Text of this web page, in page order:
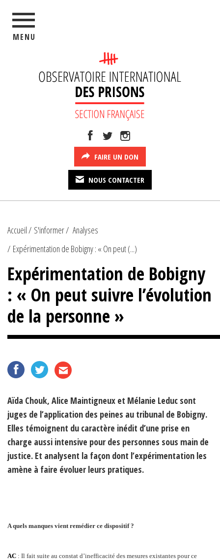
MENU
FAIRE UN DON
NOUS CONTACTER
Accueil S'informer
Analyses
Expérimentation de Bobigny : « On peut (...)
Expérimentation de Bobigny
: « On peut suivre l’évolution
de la personne »
Aïda Chouk, Alice Maintigneux et Mélanie Leduc sont
juges de l’application des peines au tribunal de Bobigny.
Elles témoignent du caractère inédit d’une prise en
charge aussi intensive pour des personnes sous main de
justice. Et analysent la façon dont l’expérimentation les
amène à faire évoluer leurs pratiques.
A quels manques vient remédier ce dispositif ?
AC : Il fait suite au constat d’inefficacité des mesures existantes pour ce